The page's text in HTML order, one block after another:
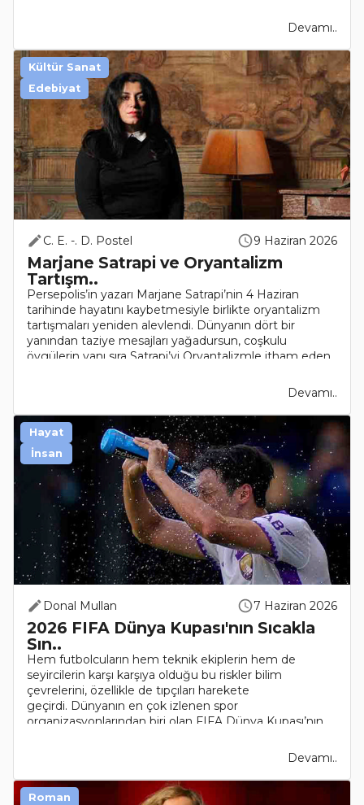
Devamı..
C. E. -. D. Postel 9 Haziran 2026
Marjane Satrapi ve Oryantalizm
Tartışm..
Persepolis’in yazarı Marjane Satrapi’nin 4 Haziran
tarihinde hayatını kaybetmesiyle birlikte oryantalizm
tartışmaları yeniden alevlendi. Dünyanın dört bir
yanından taziye mesajları yağadursun, coşkulu
övgülerin yanı sıra Satrapi’yi Oryantalizmle itham eden
Devamı..
Kültür Sanat
Edebiyat
Donal Mullan 7 Haziran 2026
2026 FIFA Dünya Kupası'nın Sıcakla
Sın..
Hem futbolcuların hem teknik ekiplerin hem de
seyircilerin karşı karşıya olduğu bu riskler bilim
çevrelerini, özellikle de tıpçıları harekete
geçirdi. Dünyanın en çok izlenen spor
organizasyonlarından biri olan FIFA Dünya Kupası’nın
Devamı..
Hayat
İnsan
Roman